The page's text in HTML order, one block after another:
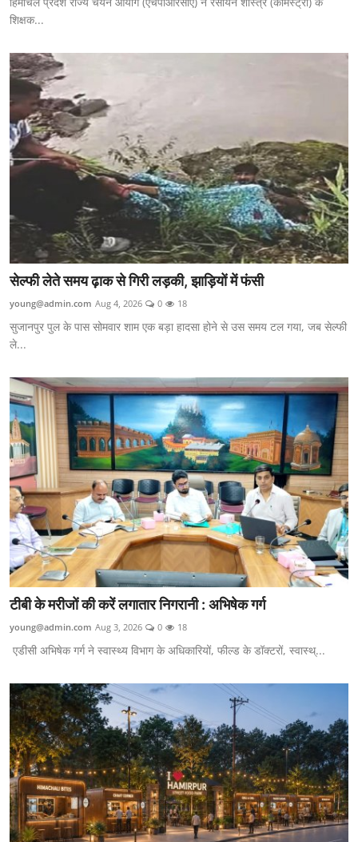
शिक्षक...
सेल्फी लेते समय ढ़ाक से गिरी लड़की, झाड़ियों में फंसी
young@admin.com Aug 4, 2026 0 18
सुजानपुर पुल के पास सोमवार शाम एक बड़ा हादसा होने से उस समय टल गया, जब सेल्फी
ले...
टीबी के मरीजों की करें लगातार निगरानी : अभिषेक गर्ग
young@admin.com Aug 3, 2026 0 18
एडीसी अभिषेक गर्ग ने स्वास्थ्य विभाग के अधिकारियों, फील्ड के डॉक्टरों, स्वास्थ्...